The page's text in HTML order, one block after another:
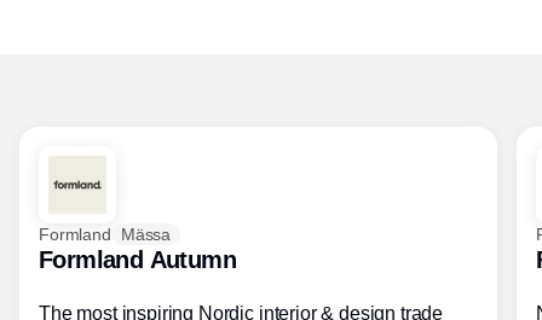
Formland Mässa
Formland Autumn
The most inspiring Nordic interior & design trade